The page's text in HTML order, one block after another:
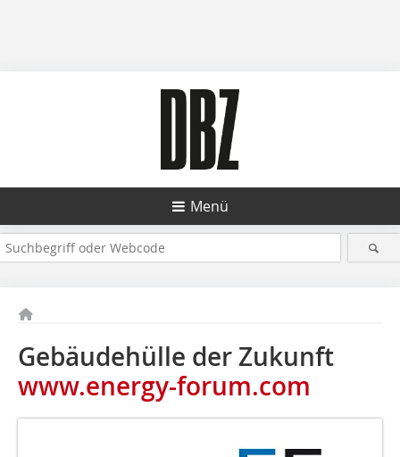
Menü
Gebäudehülle der Zukunft
www.energy-forum.com